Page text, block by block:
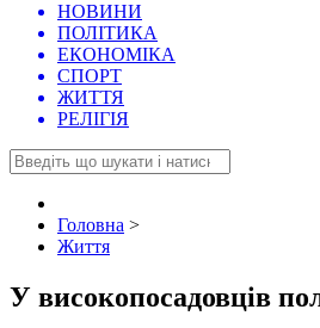
НОВИНИ
ПОЛІТИКА
ЕКОНОМІКА
СПОРТ
ЖИТТЯ
РЕЛІГІЯ
Головна >
Життя
У високопосадовців